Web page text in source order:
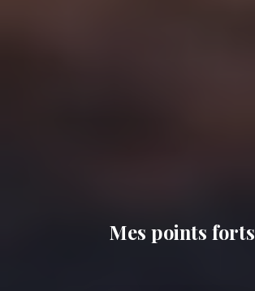
Mes points forts